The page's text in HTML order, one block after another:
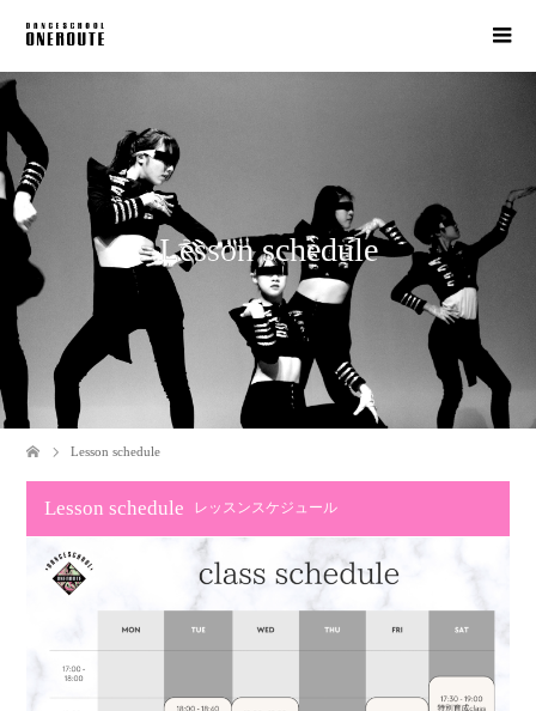
Lesson schedule
Lesson schedule
Lesson schedule レッスンスケジュール